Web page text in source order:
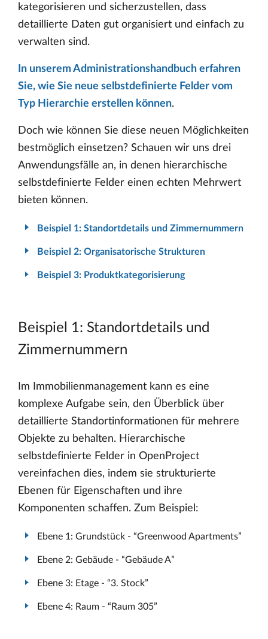
kategorisieren und sicherzustellen, dass
detaillierte Daten gut organisiert und einfach zu
verwalten sind.
In unserem Administrationshandbuch erfahren
Sie, wie Sie neue selbstdefinierte Felder vom
Typ Hierarchie erstellen können.
Doch wie können Sie diese neuen Möglichkeiten
bestmöglich einsetzen? Schauen wir uns drei
Anwendungsfälle an, in denen hierarchische
selbstdefinierte Felder einen echten Mehrwert
bieten können.
Beispiel 1: Standortdetails und Zimmernummern
Beispiel 2: Organisatorische Strukturen
Beispiel 3: Produktkategorisierung
Beispiel 1: Standortdetails und
Zimmernummern
Im Immobilienmanagement kann es eine
komplexe Aufgabe sein, den Überblick über
detaillierte Standortinformationen für mehrere
Objekte zu behalten. Hierarchische
selbstdefinierte Felder in OpenProject
vereinfachen dies, indem sie strukturierte
Ebenen für Eigenschaften und ihre
Komponenten schaffen. Zum Beispiel:
Ebene 1: Grundstück - “Greenwood Apartments”
Ebene 2: Gebäude - “Gebäude A”
Ebene 3: Etage - “3. Stock”
Ebene 4: Raum - “Raum 305”